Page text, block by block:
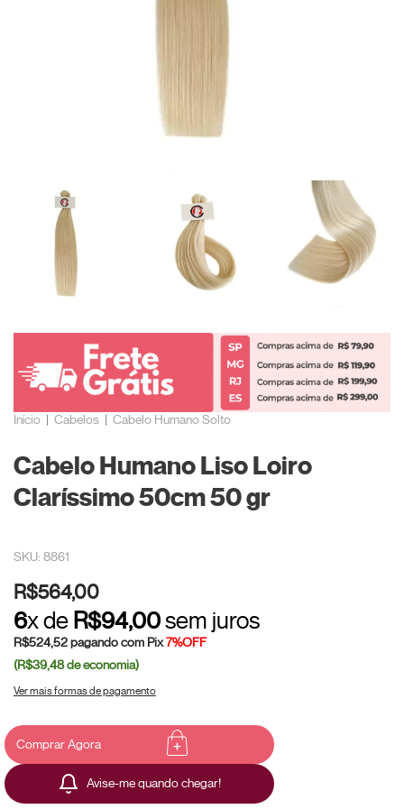
Início | Cabelos | Cabelo Humano Solto
Cabelo Humano Liso Loiro
Claríssimo 50cm 50 gr
SKU: 8861
R$564,00
6x deR$94,00sem juros
R$524,52pagando com Pix7%OFF
(R$39,48de economia)
Ver mais formas de pagamento
Avise-me quando chegar!